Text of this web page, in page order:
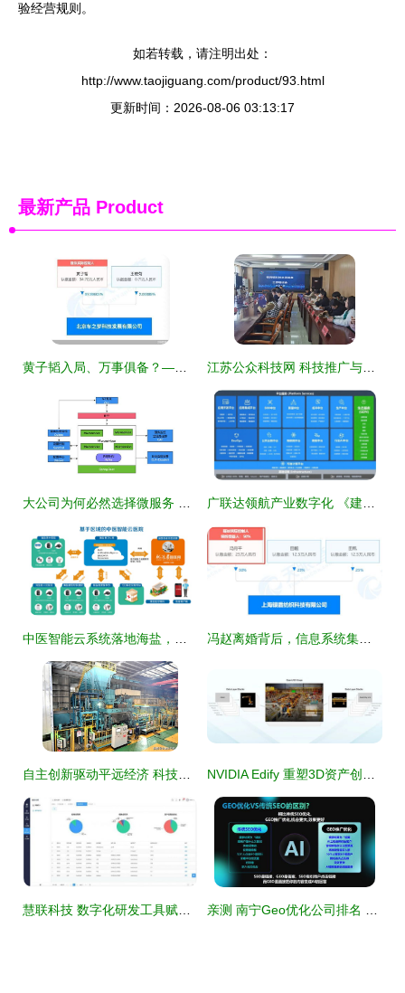
验经营规则。
如若转载，请注明出处：
http://www.taojiguang.com/product/93.html
更新时间：2026-08-06 03:13:17
最新产品 Product